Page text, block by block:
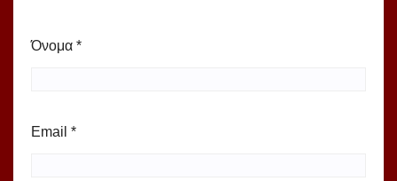
Όνομα *
Email *